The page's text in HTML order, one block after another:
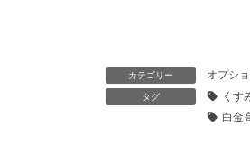
カテゴリー オプシ
タグ くす
白金